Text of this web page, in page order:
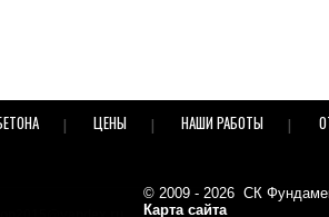
ЦЕНЫ НАШИ РАБОТЫ
© 2009 - 2026 СК
Карта сайта